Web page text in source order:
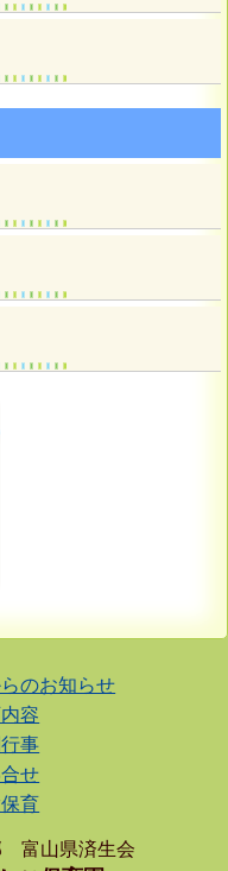
のお知らせ
容
事
せ
育
富山県済生会